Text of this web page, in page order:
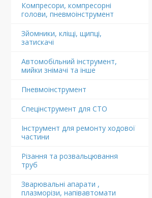
Компресори, компресорні
голови, пневмоінструмент
Зйомники, кліщі, щипці,
затискачі
Автомобільний інструмент,
мийки знімачі та інше
Пневмоінструмент
Спецінструмент для СТО
Інструмент для ремонту ходової
частини
Різання та розвальцювання
труб
Зварювальні апарати ,
плазморізи, напівавтомати